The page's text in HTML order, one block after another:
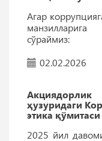
Агар
сўраймиз:
02.02.2026
Акциядорлик
ҳузуридаги
этика
2025 йил